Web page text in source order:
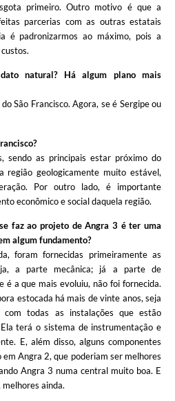
primeiro. Outro motivo é que a
parcerias com as outras estatais
é padronizarmos ao máximo, pois a
natural? Há algum plano mais
São Francisco. Agora, se é Sergipe ou
sendo as principais estar próximo do
região geologicamente muito estável,
Por outro lado, é importante
econômico e social daquela região.
faz ao projeto de Angra 3 é ter uma
algum fundamento?
foram fornecidas primeiramente as
a parte mecânica; já a parte de
é a que mais evoluiu, não foi fornecida.
estocada há mais de vinte anos, seja
com todas as instalações que estão
terá o sistema de instrumentação e
E, além disso, alguns componentes
Angra 2, que poderiam ser melhores
Angra 3 numa central muito boa. E
ainda.